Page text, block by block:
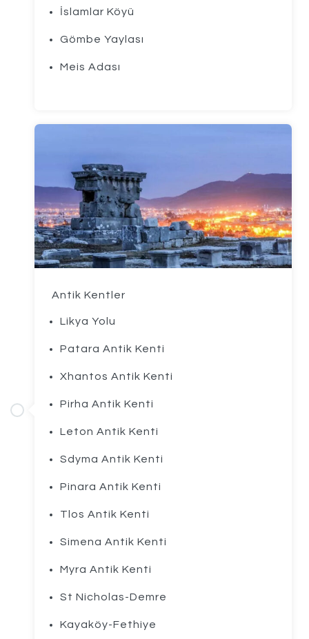
İslamlar Köyü
Gömbe Yaylası
Meis Adası
Antik Kentler
Likya Yolu
Patara Antik Kenti
Xhantos Antik Kenti
Pirha Antik Kenti
Leton Antik Kenti
Sdyma Antik Kenti
Pinara Antik Kenti
Tlos Antik Kenti
Simena Antik Kenti
Myra Antik Kenti
St Nicholas-Demre
Kayaköy-Fethiye